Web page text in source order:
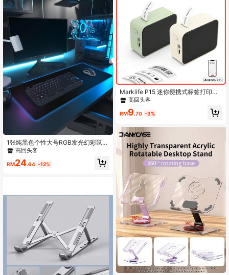
1张纯黑色个性大号RGB发光幻彩鼠标
垫80cmx30cmx0.3cm加大办公桌
游戏鼠标垫键盘垫学生桌面写字书桌
高回头客
RM24.64 -12%
Marklife P15 迷你便携式标签打印
机，自粘热敏打印机，贴纸打印机，
签打印机
高回头客
RM9.70 -3%